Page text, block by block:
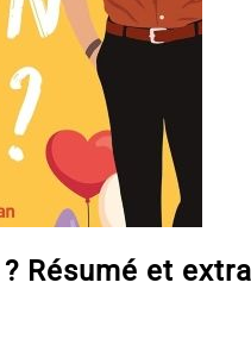
Résumé et